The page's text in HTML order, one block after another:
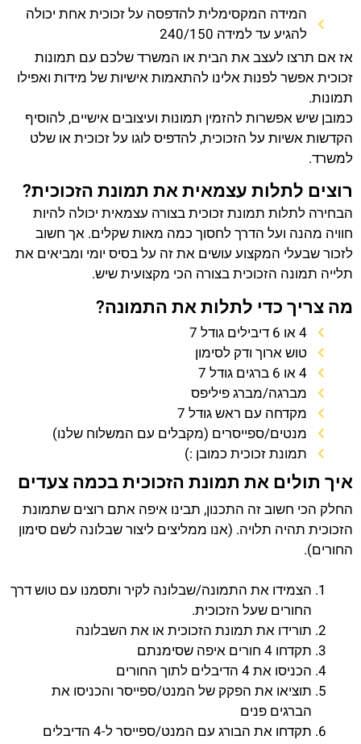
המידה המקסימלית להדפסה על זכוכית אחת יכולה
להגיע עד למידה 240/150
אז אם תרצו לעצב את הבית או המשרד שלכם עם תמונות
זכוכית אפשר לפנות אלינו להתאמות אישיות של מידות ואפילו
תמונות.
כמובן שיש אפשרות להזמין תמונות ועיצובים אישיים, להוסיף
הקדשות אשיות על הזכוכית, להדפיס לוגו על זכוכית או שלט
למשרד.
רוצים לתלות עצמאית את תמונת הזכוכית?
הבחירה לתלות תמונת זכוכית בצורה עצמאית יכולה להיות
חוויה מהנה ועל הדרך לחסוך כמה מאות שקלים. אך חשוב
לזכור שבעלי המקצוע עושים את זה על בסיס יומי ומביאים את
תלייה תמונה הזכוכית בצורה הכי מקצועית שיש.
מה צריך כדי לתלות את התמונה?
4 או 6 דיבילים גודל 7
טוש ארוך ודק לסימון
4 או 6 ברגים גודל 7
מברגה/מברג פיליפס
מקדחה עם ראש גודל 7
מנטים/ספייסרים (מקבלים עם המשלוח שלנו)
תמונת זכוכית כמובן :)
איך תולים את תמונת הזכוכית בכמה צעדים
החלק הכי חשוב זה התכנון, תבינו איפה אתם רוצים שתמונת
הזכוכית תהיה תלויה. (אנו ממליצים ליצור שבלונה לשם סימון
החורים).
הצמידו את התמונה/שבלונה לקיר ותסמנו עם טוש דרך
החורים שעל הזכוכית.
תורידו את תמונת הזכוכית או את השבלונה
תקדחו 4 חורים איפה שסימנתם
הכניסו את 4 הדיבלים לתוך החורים
תוציאו את הפקק של המנט/ספייסר והכניסו את
הברגים פנים
תקדחו את הבורג עם המנט/ספייסר ל-4 הדיבלים